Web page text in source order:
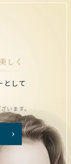
しく
として
います。